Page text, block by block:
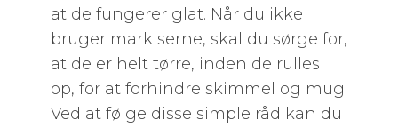
at de fungerer glat. Når du ikke
bruger markiserne, skal du sørge for,
at de er helt tørre, inden de rulles
op, for at forhindre skimmel og mug.
Ved at følge disse simple råd kan du